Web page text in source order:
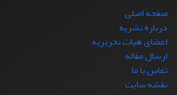
صفحه اصلی
درباره نشریه
اعضای هیات تحریریه
ارسال مقاله
تماس با ما
نقشه سایت